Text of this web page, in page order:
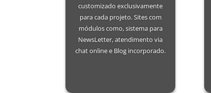
customizado exclusivamente
para cada projeto. Sites com
módulos como, sistema para
NewsLetter, atendimento via
chat online e Blog incorporado.